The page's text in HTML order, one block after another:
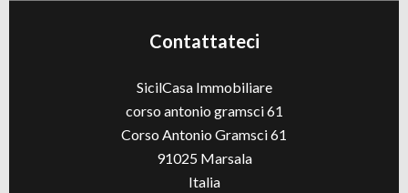
Contattateci
SicilCasa Immobiliare
corso antonio gramsci 61
Corso Antonio Gramsci 61
91025Marsala
Italia